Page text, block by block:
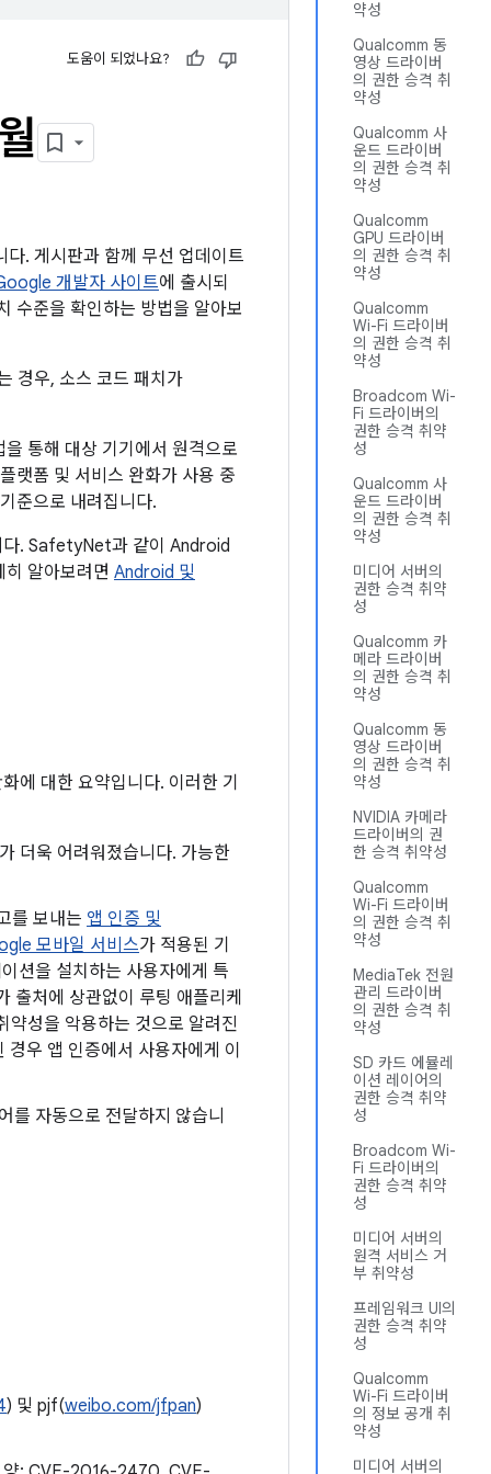
약성
Qualcomm 동
영상 드라이버
의 권한 승격 취
약성
Qualcomm 사
운드 드라이버
의 권한 승격 취
약성
Qualcomm
GPU 드라이버
의 권한 승격 취
약성
Qualcomm
Wi-Fi 드라이버
의 권한 승격 취
약성
Broadcom Wi-
Fi 드라이버의
권한 승격 취약
성
Qualcomm 사
운드 드라이버
의 권한 승격 취
약성
미디어 서버의
권한 승격 취약
성
Qualcomm 카
메라 드라이버
의 권한 승격 취
약성
Qualcomm 동
영상 드라이버
의 권한 승격 취
약성
NVIDIA 카메라
드라이버의 권
한 승격 취약성
Qualcomm
Wi-Fi 드라이버
의 권한 승격 취
약성
MediaTek 전원
관리 드라이버
의 권한 승격 취
약성
SD 카드 에뮬레
이션 레이어의
권한 승격 취약
성
Broadcom Wi-
Fi 드라이버의
권한 승격 취약
성
미디어 서버의
원격 서비스 거
부 취약성
프레임워크 UI의
권한 승격 취약
성
Qualcomm
Wi-Fi 드라이버
의 정보 공개 취
약성
미디어 서버의
도움이 되었나요?
. 게시판과 함께 무선 업데이트
개발자 사이트에 출시되
수준을 확인하는 방법을 알아보
경우, 소스 코드 패치가
통해 대상 기기에서 원격으로
랫폼 및 서비스 완화가 사용 중
준으로 내려집니다.
다. SafetyNet과 같이 Android
알아보려면 Android 및
에 대한 요약입니다. 이러한 기
더욱 어려워졌습니다. 가능한
를 보내는 앱 인증 및
모바일 서비스가 적용된 기
션을 설치하는 사용자에게 특
출처에 상관없이 루팅 애플리케
약성을 악용하는 것으로 알려진
우 앱 인증에서 사용자에게 이
를 자동으로 전달하지 않습니
) 및 pjf(weibo.com/jfpan)